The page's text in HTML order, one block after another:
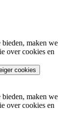
maken we
over cookies en
cookies
maken we
over cookies en